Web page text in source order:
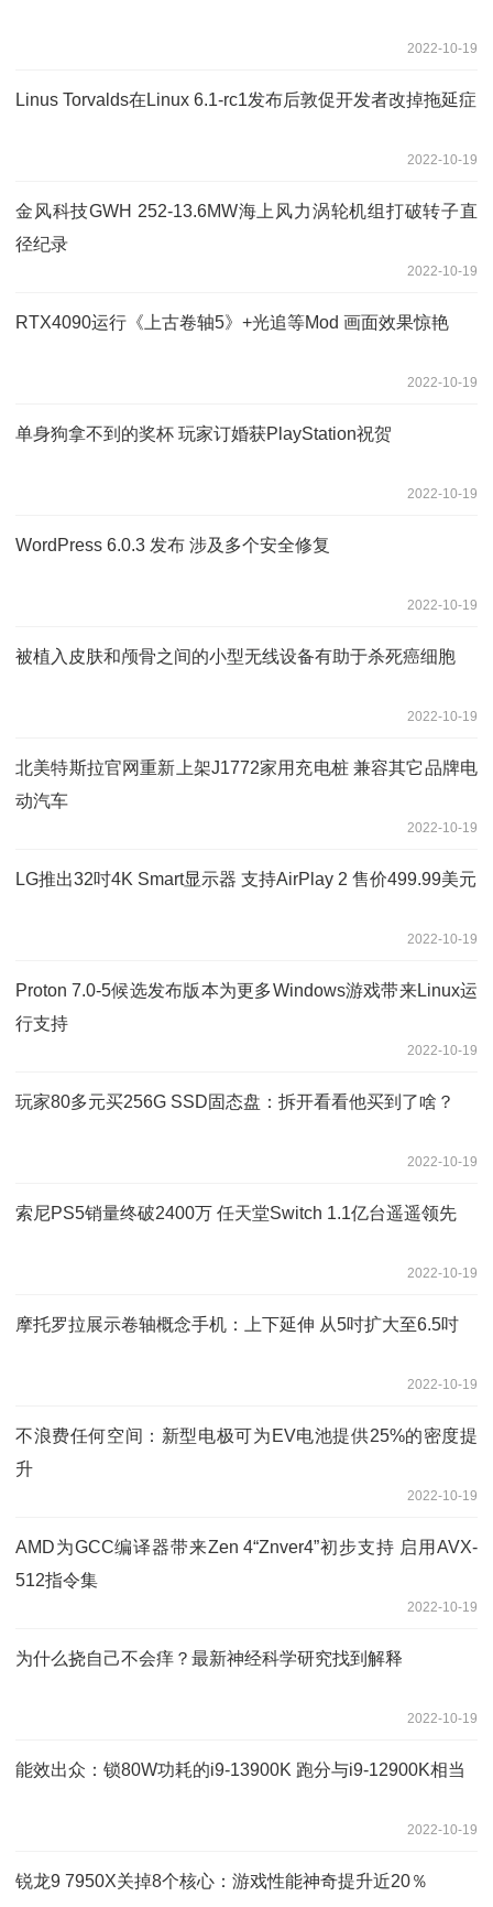
2022-10-19
Linus Torvalds在Linux 6.1-rc1发布后敦促开发者改掉拖延症
2022-10-19
金风科技GWH 252-13.6MW海上风力涡轮机组打破转子直
径纪录
2022-10-19
RTX4090运行《上古卷轴5》+光追等Mod 画面效果惊艳
2022-10-19
单身狗拿不到的奖杯 玩家订婚获PlayStation祝贺
2022-10-19
WordPress 6.0.3 发布 涉及多个安全修复
2022-10-19
被植入皮肤和颅骨之间的小型无线设备有助于杀死癌细胞
2022-10-19
北美特斯拉官网重新上架J1772家用充电桩 兼容其它品牌电
动汽车
2022-10-19
LG推出32吋4K Smart显示器 支持AirPlay 2 售价499.99美元
2022-10-19
Proton 7.0-5候选发布版本为更多Windows游戏带来Linux运
行支持
2022-10-19
玩家80多元买256G SSD固态盘：拆开看看他买到了啥？
2022-10-19
索尼PS5销量终破2400万 任天堂Switch 1.1亿台遥遥领先
2022-10-19
摩托罗拉展示卷轴概念手机：上下延伸 从5吋扩大至6.5吋
2022-10-19
不浪费任何空间：新型电极可为EV电池提供25%的密度提
升
2022-10-19
AMD为GCC编译器带来Zen 4“Znver4”初步支持 启用AVX-
512指令集
2022-10-19
为什么挠自己不会痒？最新神经科学研究找到解释
2022-10-19
能效出众：锁80W功耗的i9-13900K 跑分与i9-12900K相当
2022-10-19
锐龙9 7950X关掉8个核心：游戏性能神奇提升近20％